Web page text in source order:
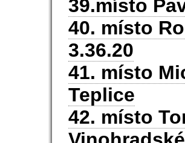
39.místo
40. místo
3.36.20
41. místo
Teplice
42. místo